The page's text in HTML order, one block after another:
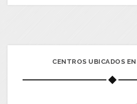
CENTROS UBICADOS